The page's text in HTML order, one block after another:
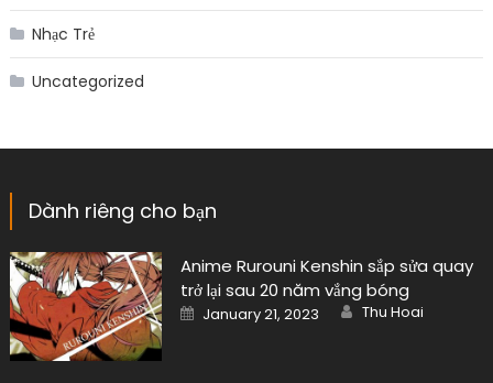
Nhạc Trẻ
Uncategorized
Dành riêng cho bạn
Anime Rurouni Kenshin sắp sửa quay
trở lại sau 20 năm vắng bóng
Posted
on
January 21, 2023 Author
Thu Hoai